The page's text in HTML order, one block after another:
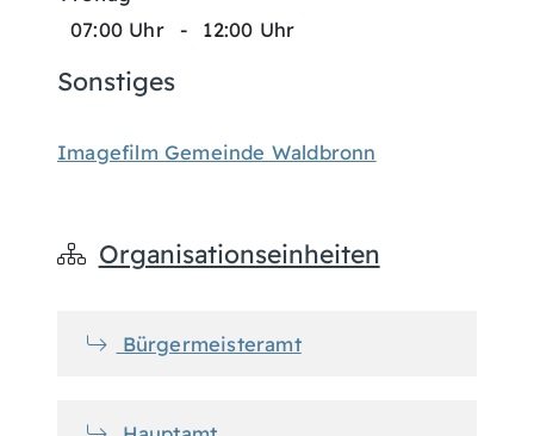
07:00 Uhr
- 12:00 Uhr
Sonstiges
Imagefilm Gemeinde Waldbronn
Organisationseinheiten
Bürgermeisteramt